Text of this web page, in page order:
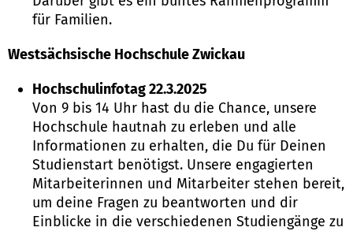
für Familien.
Westsächsische Hochschule Zwickau
Hochschulinfotag 22.3.2025
Von 9 bis 14 Uhr hast du die Chance, unsere
Hochschule hautnah zu erleben und alle
Informationen zu erhalten, die Du für Deinen
Studienstart benötigst. Unsere engagierten
Mitarbeiterinnen und Mitarbeiter stehen bereit,
um deine Fragen zu beantworten und dir
Einblicke in die verschiedenen Studiengänge zu